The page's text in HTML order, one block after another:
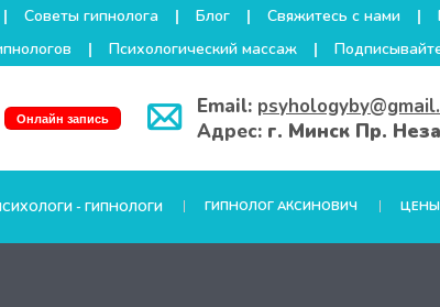
Советы гипнолога Блог Свяжитесь с нами
Психологический массаж
Онлайн запись Email:
Адрес: г. Минск Пр.
- ГИПНОЛОГИ ГИПНОЛОГ АКСИНОВИЧ ЦЕНЫ